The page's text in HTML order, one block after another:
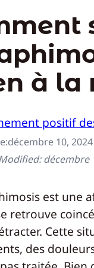
à la
positif
décembre 10, 2024
décembre
est une
retrouve
Cette
des